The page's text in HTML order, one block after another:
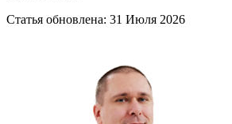
Статья обновлена: 31 Июля 2026